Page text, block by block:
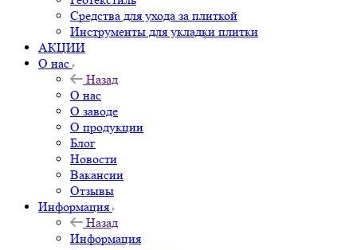
Средства для ухода за плиткой
Инструменты для укладки плитки
АКЦИИ
О нас
Назад
О нас
О заводе
О продукции
Блог
Новости
Вакансии
Отзывы
Информация
Назад
Информация